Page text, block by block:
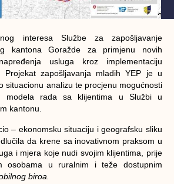
interesa Službe za zapošljavanje
kantona Goražde za primjenu novih
usluga kroz implementaciju
Projekat zapošljavanja mladih YEP je u
situacionu analizu te procjenu mogućnosti
modela rada sa klijentima u Službi u
kantonu.
– ekonomsku situaciju i geografsku sliku
da krene sa inovativnom praksom u
i mjera koje nudi svojim klijentima, prije
osobama u ruralnim i teže dostupnim
biroa.